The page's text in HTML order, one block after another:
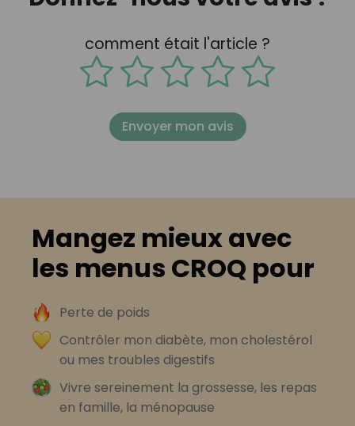
comment était l'article ?
Envoyer mon avis
Mangez mieux avec
les menus CROQ pour
Perte de poids
Contrôler mon diabète, mon cholestérol
ou mes troubles digestifs
Vivre sereinement la grossesse, les repas
en famille, la ménopause